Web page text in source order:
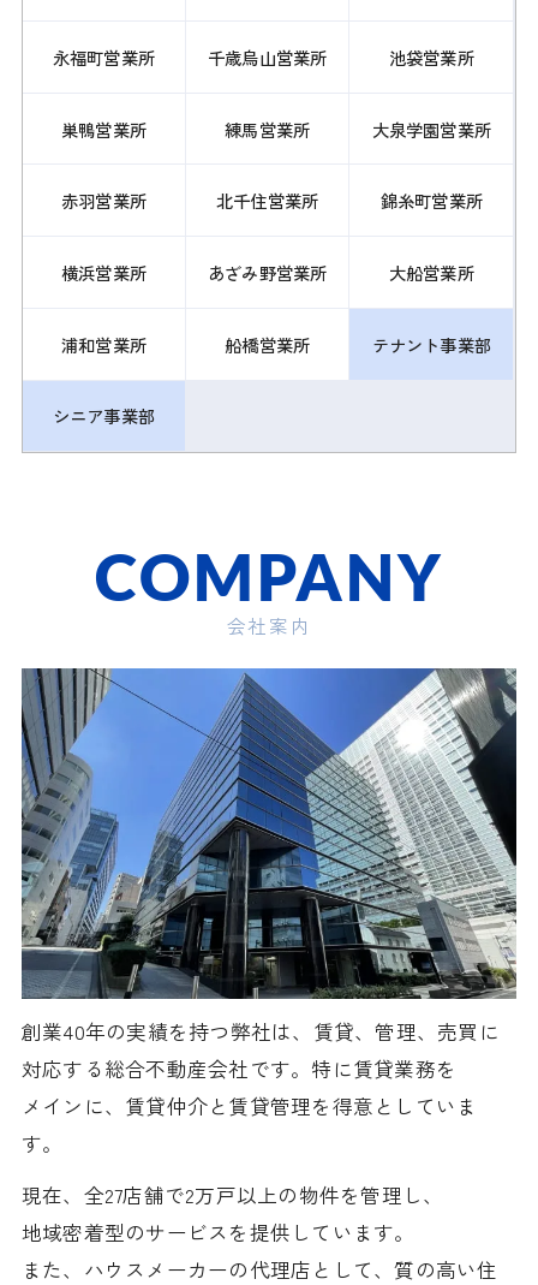
永福町営業所 千歳烏山営業所 池袋営業所
巣鴨営業所 練馬営業所 大泉学園営業所
赤羽営業所 北千住営業所 錦糸町営業所
横浜営業所 あざみ野営業所 大船営業所
浦和営業所 船橋営業所 テナント事業部
シニア事業部
COMPANY
会社案内
創業40年の実績を持つ弊社は、賃貸、管理、売買に
対応する総合不動産会社です。特に賃貸業務を
メインに、賃貸仲介と賃貸管理を得意としていま
す。
現在、全27店舗で2万戸以上の物件を管理し、
地域密着型のサービスを提供しています。
また、ハウスメーカーの代理店として、質の高い住